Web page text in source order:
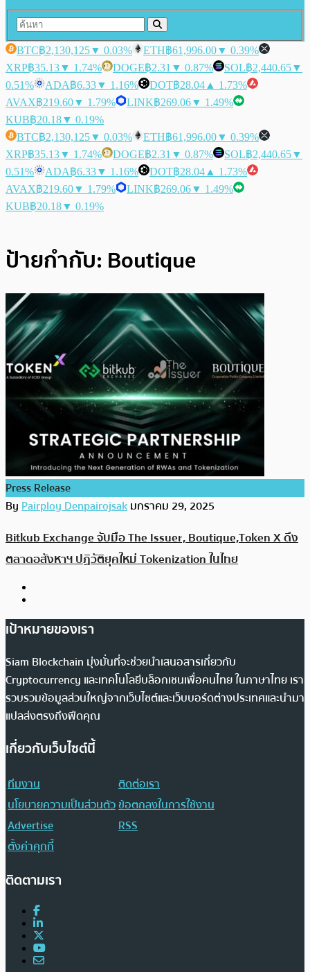
BTC฿2,130,125▼ 0.03% ETH฿61,996.00▼ 0.39%
XRP฿35.13▼ 1.74% DOGE฿2.31 ▼ 0.87% SOL฿2,440.65▼
0.51%
ADA฿6.33▼ 1.16% DOT฿28.04 ▲ 1.73%
AVAX฿219.60▼ 1.79% LINK฿269.06▼ 1.49%
KUB฿20.18▼ 0.19%
BTC฿2,130,125▼ 0.03% ETH฿61,996.00▼ 0.39%
XRP฿35.13▼ 1.74% DOGE฿2.31 ▼ 0.87% SOL฿2,440.65▼
0.51%
ADA฿6.33▼ 1.16% DOT฿28.04 ▲ 1.73%
AVAX฿219.60▼ 1.79% LINK฿269.06▼ 1.49%
KUB฿20.18▼ 0.19%
ป้ายกำกับ: Boutique
Press Release
ByPairploy Denpairojsakมกราคม 29, 2025
Bitkub Exchange จับมือ The Issuer, Boutique,Token X ดึง
ตลาดอสังหาฯ ปฏิวัติยุคใหม่ Tokenization ในไทย
เป้าหมายของเรา
Siam Blockchain มุ่งมั่นที่จะช่วยนำเสนอสารเกี่ยวกับ
Cryptocurrency และเทคโนโลยีบล็อกเชนเพื่อคนไทย ในภาษาไทย เรา
รวบรวมข้อมูลส่วนใหญ่จากเว็บไซต์และเว็บบอร์ดต่างประเทศและนำมา
แปลส่งตรงถึงฟีดคุณ
เกี่ยวกับเว็บไซต์นี้
ทีมงาน
ติดต่อเรา
นโยบายความเป็นส่วนตัวข้อตกลงในการใช้งาน
Advertise
RSS
ตั้งค่าคุกกี้
ติดตามเรา